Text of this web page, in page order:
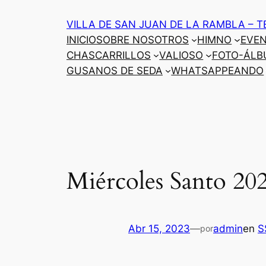
VILLA DE SAN JUAN DE LA RAMBLA –
INICIOSOBRE NOSOTROS HIMNO
CHASCARRILLOS
VALIOSO FOTO-
GUSANOS DE SEDA
WHATSAPPEANDO
Miércoles Santo
Abr 15, 2023—poradminen